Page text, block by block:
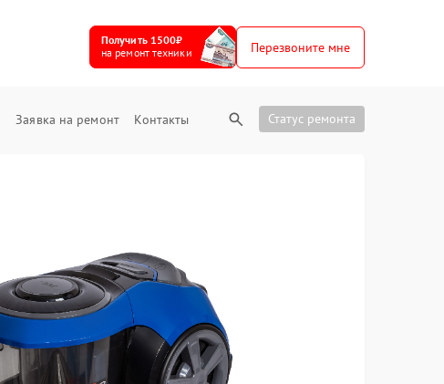
Получить 1500₽
на ремонт техники
Перезвоните мне
Заявка на ремонт Контакты Статус ремонта